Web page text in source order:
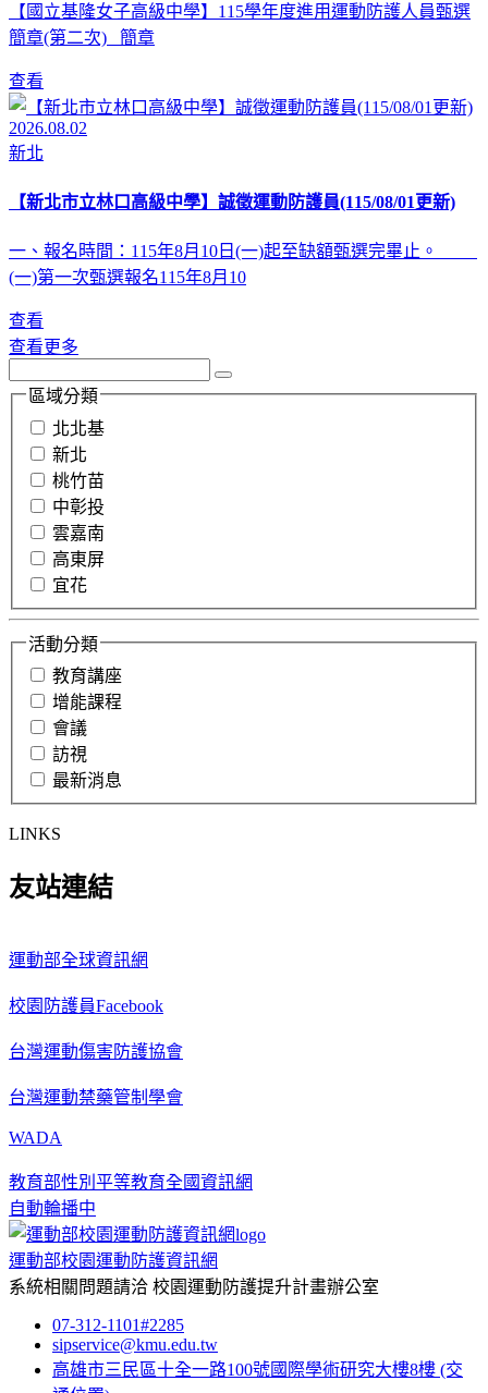
【國立基隆女子高級中學】115學年度進用運動防護人員甄選
簡章(第二次) 簡章
查看
2026.08.02
新北
【新北市立林口高級中學】誠徵運動防護員(115/08/01更新)
一、報名時間：115年8月10日(一)起至缺額甄選完畢止。
(一)第一次甄選報名115年8月10
查看
查看更多
區域分類
北北基
新北
桃竹苗
中彰投
雲嘉南
高東屏
宜花
活動分類
教育講座
增能課程
會議
訪視
最新消息
LINKS
友站連結
運動部全球資訊網
校園防護員Facebook
台灣運動傷害防護協會
台灣運動禁藥管制學會
WADA
教育部性別平等教育全國資訊網
自動輪播中
運動部校園運動防護資訊網
系統相關問題請洽 校園運動防護提升計畫辦公室
07-312-1101#2285
sipservice@kmu.edu.tw
高雄市三民區十全一路100號國際學術研究大樓8樓 (交